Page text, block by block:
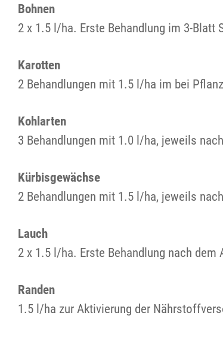
Bohnen
2 x 1.5 l/ha. Erste Behandlung im 3-Blatt
Karotten
2 Behandlungen mit 1.5 l/ha im bei
Kohlarten
3 Behandlungen mit 1.0 l/ha, jeweils
Kürbisgewächse
2 Behandlungen mit 1.5 l/ha, jeweils
Lauch
2 x 1.5 l/ha. Erste Behandlung nach
Randen
1.5 l/ha zur Aktivierung der